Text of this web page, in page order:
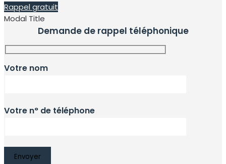
Rappel gratuit
Modal Title
Demande de rappel téléphonique
Votre nom
Votre n° de téléphone